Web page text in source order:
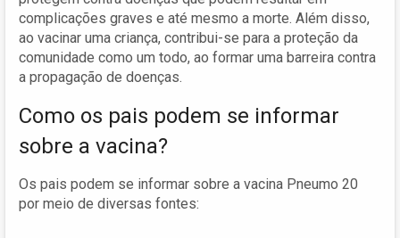
complicações graves e até mesmo a morte. Além disso,
ao vacinar uma criança, contribui-se para a proteção da
comunidade como um todo, ao formar uma barreira contra
a propagação de doenças.
Como os pais podem se informar
sobre a vacina?
Os pais podem se informar sobre a vacina Pneumo 20
por meio de diversas fontes: